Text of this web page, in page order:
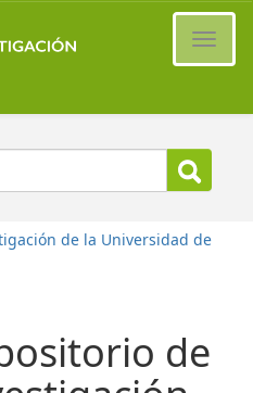
de la Universidad de
de